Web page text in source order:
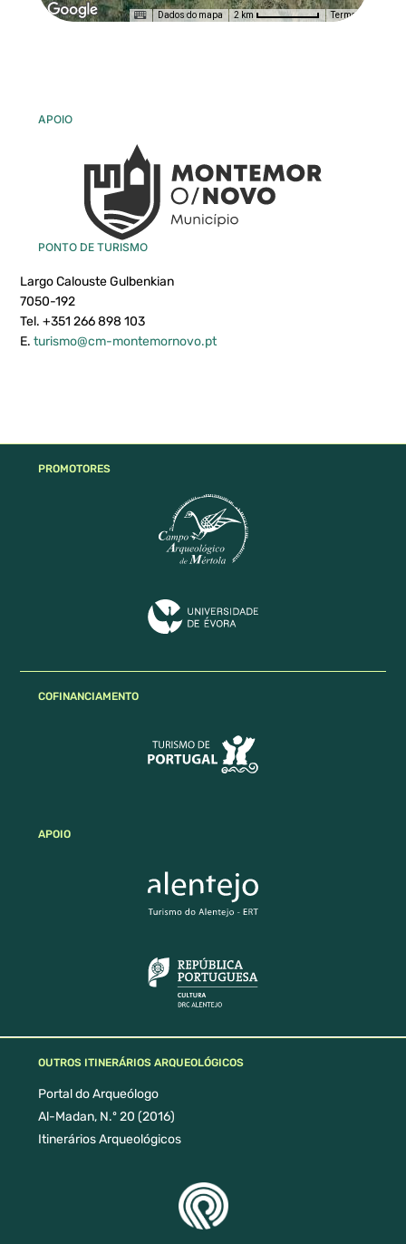
Dados do mapa 2 km Termos
APOIO
PONTO DE TURISMO
Largo Calouste Gulbenkian
7050-192
Tel. +351 266 898 103
E.turismo@cm-montemornovo.pt
PROMOTORES
COFINANCIAMENTO
APOIO
OUTROS ITINERÁRIOS ARQUEOLÓGICOS
Portal do Arqueólogo
Al-Madan, N.º 20 (2016)
Itinerários Arqueológicos